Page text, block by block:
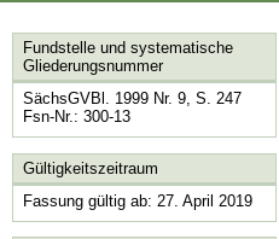
Fundstelle und systematische
Gliederungsnummer
SächsGVBl. 1999 Nr. 9, S. 247
Fsn-Nr.: 300-13
Gültigkeitszeitraum
Fassung gültig ab: 27. April 2019